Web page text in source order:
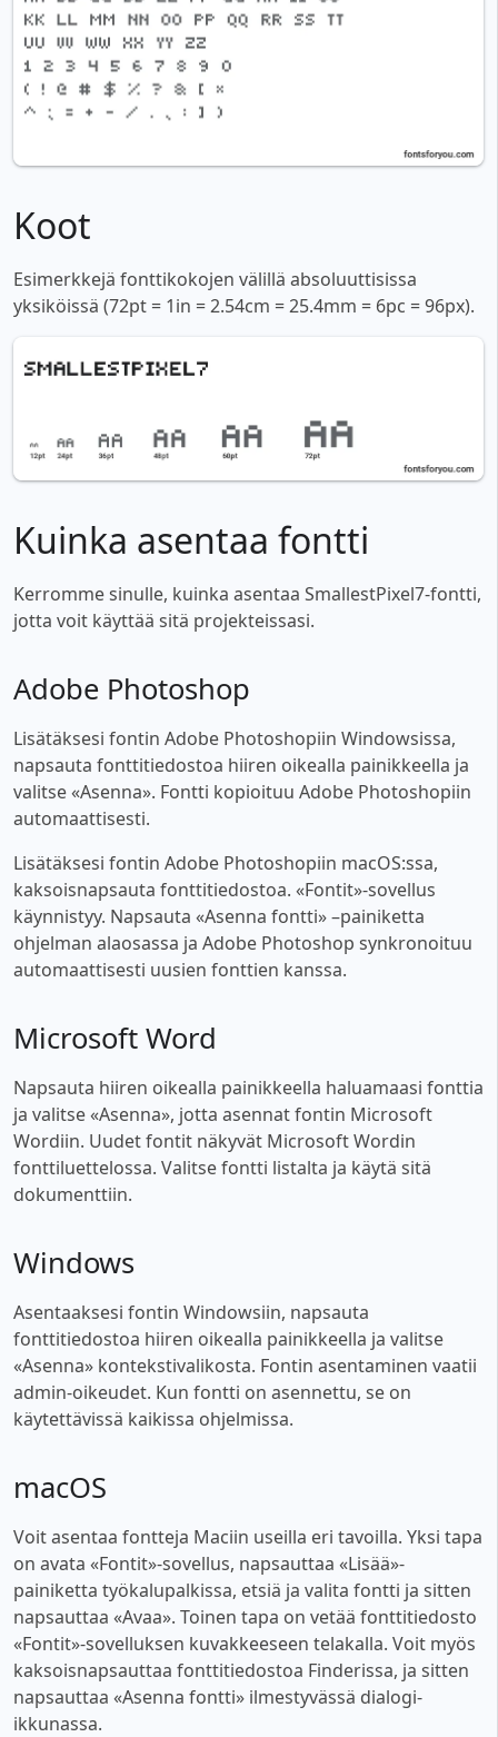
Koot
Esimerkkejä fonttikokojen välillä absoluuttisissa
yksiköissä (72pt = 1in = 2.54cm = 25.4mm = 6pc = 96px).
Kuinka asentaa fontti
Kerromme sinulle, kuinka asentaa SmallestPixel7-fontti,
jotta voit käyttää sitä projekteissasi.
Adobe Photoshop
Lisätäksesi fontin Adobe Photoshopiin Windowsissa,
napsauta fonttitiedostoa hiiren oikealla painikkeella ja
valitse «Asenna». Fontti kopioituu Adobe Photoshopiin
automaattisesti.
Lisätäksesi fontin Adobe Photoshopiin macOS:ssa,
kaksoisnapsauta fonttitiedostoa. «Fontit»-sovellus
käynnistyy. Napsauta «Asenna fontti» –painiketta
ohjelman alaosassa ja Adobe Photoshop synkronoituu
automaattisesti uusien fonttien kanssa.
Microsoft Word
Napsauta hiiren oikealla painikkeella haluamaasi fonttia
ja valitse «Asenna», jotta asennat fontin Microsoft
Wordiin. Uudet fontit näkyvät Microsoft Wordin
fonttiluettelossa. Valitse fontti listalta ja käytä sitä
dokumenttiin.
Windows
Asentaaksesi fontin Windowsiin, napsauta
fonttitiedostoa hiiren oikealla painikkeella ja valitse
«Asenna» kontekstivalikosta. Fontin asentaminen vaatii
admin-oikeudet. Kun fontti on asennettu, se on
käytettävissä kaikissa ohjelmissa.
macOS
Voit asentaa fontteja Maciin useilla eri tavoilla. Yksi tapa
on avata «Fontit»-sovellus, napsauttaa «Lisää»-
painiketta työkalupalkissa, etsiä ja valita fontti ja sitten
napsauttaa «Avaa». Toinen tapa on vetää fonttitiedosto
«Fontit»-sovelluksen kuvakkeeseen telakalla. Voit myös
kaksoisnapsauttaa fonttitiedostoa Finderissa, ja sitten
napsauttaa «Asenna fontti» ilmestyvässä dialogi-
ikkunassa.